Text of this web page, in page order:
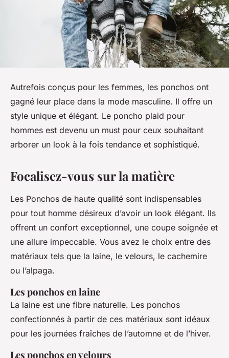
Autrefois conçus pour les femmes, les ponchos ont
gagné leur place dans la mode masculine. Il offre un
style unique et élégant. Le poncho plaid pour
hommes est devenu un must pour ceux souhaitant
arborer un look à la fois tendance et sophistiqué.
Focalisez-vous sur la matière
Les Ponchos de haute qualité sont indispensables
pour tout homme désireux d’avoir un look élégant. Ils
offrent un confort exceptionnel, une coupe soignée et
une allure impeccable. Vous avez le choix entre des
matériaux tels que la laine, le velours, le cachemire
ou l’alpaga.
Les ponchos en laine
La laine est une fibre naturelle. Les ponchos
confectionnés à partir de ces matériaux sont idéaux
pour les journées fraîches de l’automne et de l’hiver.
Les ponchos en velours